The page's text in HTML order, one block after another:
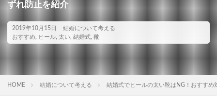
ずれ防止を紹介
2019年10月15日
結婚について考える
おすすめ, ヒール, 太い, 結婚式, 靴
HOME 結婚について考える 結婚式でヒールの太い靴はNG！おすすめ